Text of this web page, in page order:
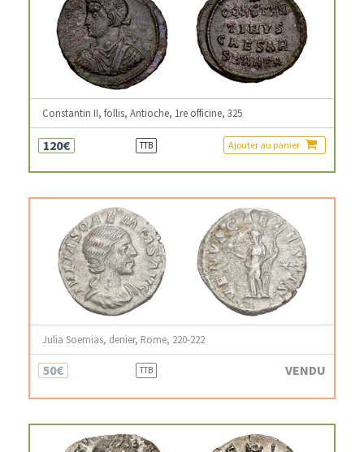
Constantin II, follis, Antioche, 1re officine, 325
120€ TTB Ajouter au panier
Julia Soemias, denier, Rome, 220-222
50€ TTB VENDU